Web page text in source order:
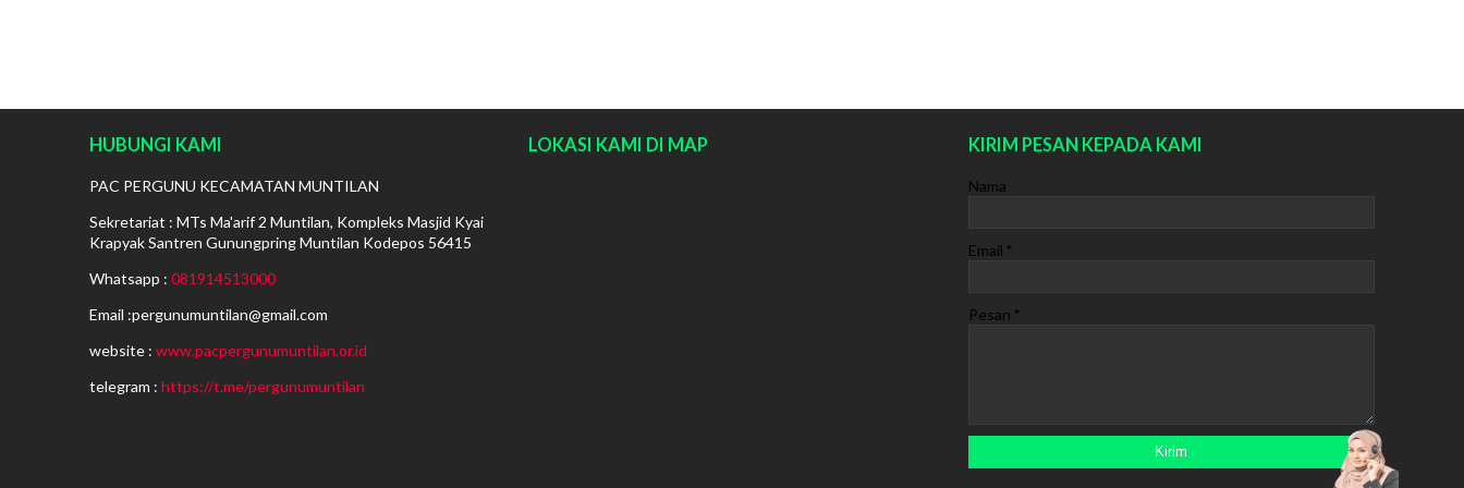
HUBUNGI KAMI
PAC PERGUNU KECAMATAN MUNTILAN
Sekretariat : MTs Ma'arif 2 Muntilan, Kompleks Masjid Kyai
Krapyak Santren Gunungpring Muntilan Kodepos 56415
Whatsapp : 081914513000
Email :pergunumuntilan@gmail.com
website : www.pacpergunumuntilan.or.id
telegram : https://t.me/pergunumuntilan
LOKASI KAMI DI MAP KIRIM PESAN KEPADA KAMI
Nama
Email *
Pesan *